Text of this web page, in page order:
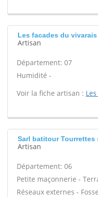
Les facades du
Artisan
Département: 07
Humidité -
Voir la fiche artisan :
Sarl batitour Tourrettes
Artisan
Département: 06
Petite maçonnerie -
Réseaux externes -